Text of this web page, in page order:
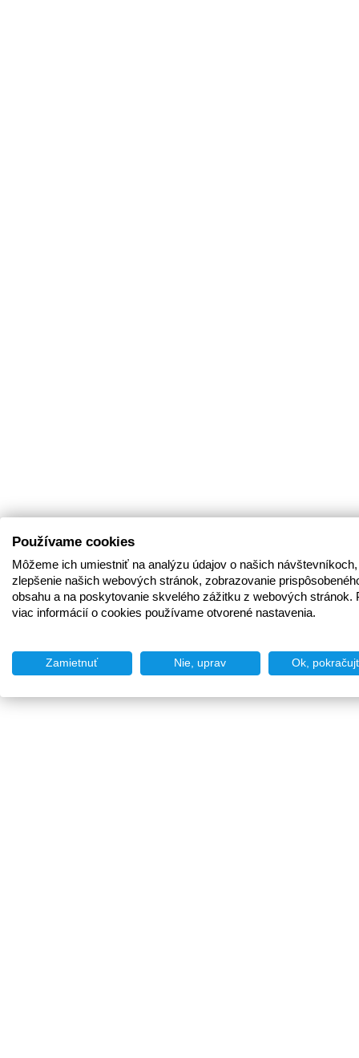
Používame cookies
Môžeme ich umiestniť na analýzu údajov o našich
zlepšenie našich webových stránok, zobrazovanie
obsahu a na poskytovanie skvelého zážitku z webových stránok.
viac informácií o cookies používame otvorené nastavenia.
Zamietnuť Nie, uprav Ok,